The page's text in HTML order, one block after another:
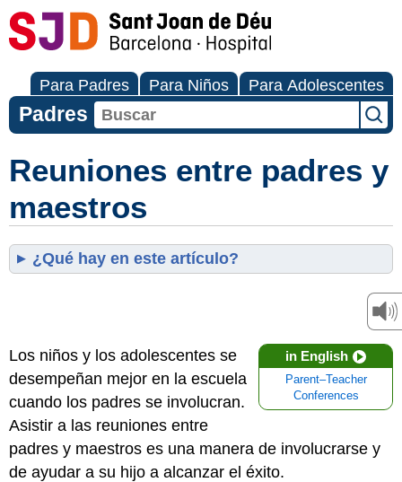
Para Padres Para Niños Para Adolescentes
Padres
Reuniones entre padres y
maestros
¿Qué hay en este artículo?
in English
Parent–Teacher
Conferences
Los niños y los adolescentes se
desempeñan mejor en la escuela
cuando los padres se involucran.
Asistir a las reuniones entre
padres y maestros es una manera de involucrarse y
de ayudar a su hijo a alcanzar el éxito.